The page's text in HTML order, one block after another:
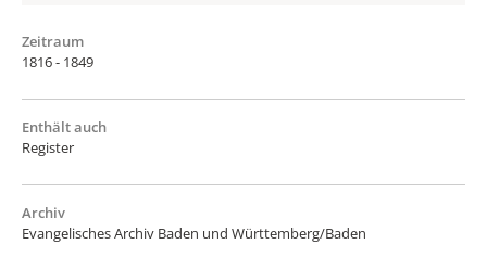
Zeitraum
1816 - 1849
Enthält auch
Register
Archiv
Evangelisches Archiv Baden und Württemberg/Baden